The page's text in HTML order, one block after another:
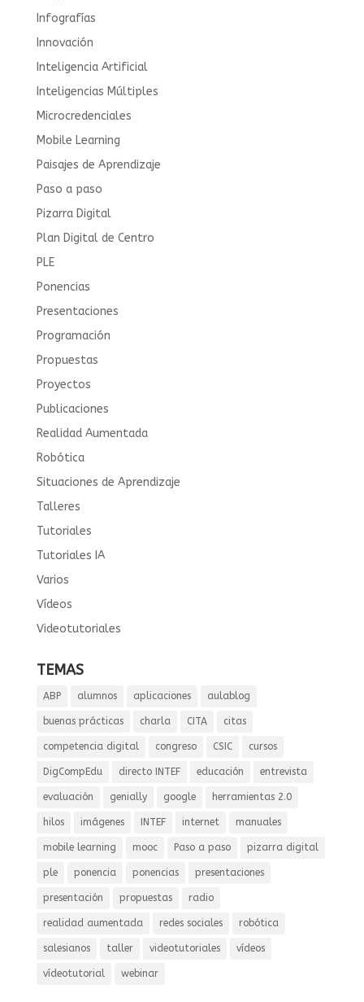
Infografías
Innovación
Inteligencia Artificial
Inteligencias Múltiples
Microcredenciales
Mobile Learning
Paisajes de Aprendizaje
Paso a paso
Pizarra Digital
Plan Digital de Centro
PLE
Ponencias
Presentaciones
Programación
Propuestas
Proyectos
Publicaciones
Realidad Aumentada
Robótica
Situaciones de Aprendizaje
Talleres
Tutoriales
Tutoriales IA
Varios
Vídeos
Videotutoriales
TEMAS
ABP alumnos aplicaciones aulablog
buenas prácticas charla CITA citas
competencia digital congreso CSIC cursos
DigCompEdu directo INTEF educación entrevista
evaluación genially google herramientas 2.0
hilos imágenes INTEF internet manuales
mobile learning mooc Paso a paso pizarra digital
ple ponencia ponencias presentaciones
presentación propuestas radio
realidad aumentada redes sociales robótica
salesianos taller videotutoriales vídeos
vídeotutorial webinar